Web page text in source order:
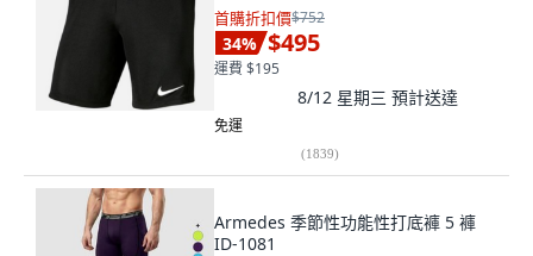
首購折扣價$752
34% $495
運費 $195
8/12 星期三 預計送達
免運
(1839)
Armedes 季節性功能性打底褲 5 褲
ID-1081